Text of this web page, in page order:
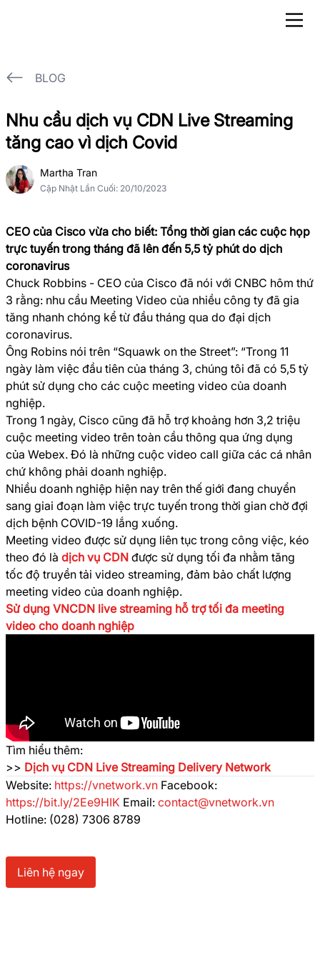
BLOG
Nhu cầu dịch vụ CDN Live Streaming
tăng cao vì dịch Covid
Martha Tran
Cập Nhật Lần Cuối: 20/10/2023
CEO của Cisco vừa cho biết: Tổng thời gian các cuộc họp
trực tuyến trong tháng đã lên đến 5,5 tỷ phút do dịch
coronavirus
Chuck Robbins - CEO của Cisco đã nói với CNBC hôm thứ
3 rằng: nhu cầu Meeting Video của nhiều công ty đã gia
tăng nhanh chóng kể từ đầu tháng qua do đại dịch
coronavirus.
Ông Robins nói trên “Squawk on the Street”: “Trong 11
ngày làm việc đầu tiên của tháng 3, chúng tôi đã có 5,5 tỷ
phút sử dụng cho các cuộc meeting video của doanh
nghiệp.
Trong 1 ngày, Cisco cũng đã hỗ trợ khoảng hơn 3,2 triệu
cuộc meeting video trên toàn cầu thông qua ứng dụng
của Webex. Đó là những cuộc video call giữa các cá nhân
chứ không phải doanh nghiệp.
Nhiều doanh nghiệp hiện nay trên thế giới đang chuyển
sang giai đoạn làm việc trực tuyến trong thời gian chờ đợi
dịch bệnh COVID-19 lắng xuống.
Meeting video được sử dụng liên tục trong công việc, kéo
theo đó là dịch vụ CDN được sử dụng tối đa nhằm tăng
tốc độ truyền tải video streaming, đảm bảo chất lượng
meeting video của doanh nghiệp.
Sử dụng VNCDN live streaming hỗ trợ tối đa meeting
video cho doanh nghiệp
Tìm hiểu thêm:
>> Dịch vụ CDN Live Streaming Delivery Network
Website: https://vnetwork.vn Facebook:
https://bit.ly/2Ee9HIK Email: contact@vnetwork.vn
Hotline: (028) 7306 8789
Liên hệ ngay